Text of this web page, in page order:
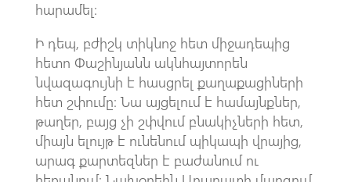
հարամել։
Ի դեպ, բժիշկ տիկնոջ հետ միջադեպից
հետո Փաշինյանն ակնհայտորեն
նվազագույնի է հասցրել քաղաքացիների
հետ շփումը։ Նա այցելում է համայնքներ,
թաղեր, բայց չի շփվում բնակիչների հետ,
միայն ելույթ է ունենում պիկապի վրայից,
արագ քարտեզներ է բաժանում ու